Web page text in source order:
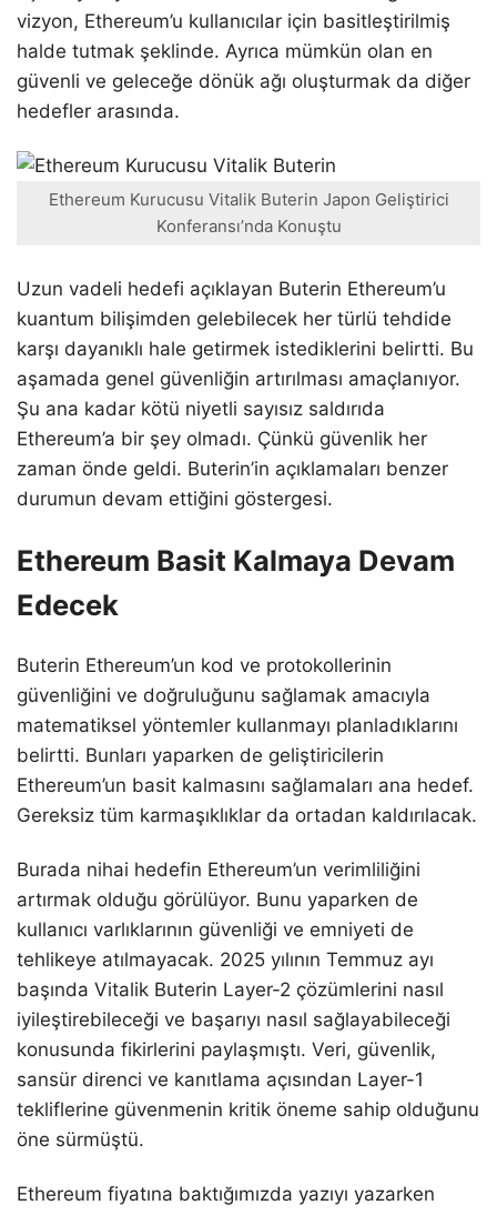
vizyon, Ethereum’u kullanıcılar için basitleştirilmiş
halde tutmak şeklinde. Ayrıca mümkün olan en
güvenli ve geleceğe dönük ağı oluşturmak da diğer
hedefler arasında.
Ethereum Kurucusu Vitalik Buterin Japon Geliştirici
Konferansı’nda Konuştu
Uzun vadeli hedefi açıklayan Buterin Ethereum’u
kuantum bilişimden gelebilecek her türlü tehdide
karşı dayanıklı hale getirmek istediklerini belirtti. Bu
aşamada genel güvenliğin artırılması amaçlanıyor.
Şu ana kadar kötü niyetli sayısız saldırıda
Ethereum’a bir şey olmadı. Çünkü güvenlik her
zaman önde geldi. Buterin’in açıklamaları benzer
durumun devam ettiğini göstergesi.
Ethereum Basit Kalmaya Devam
Edecek
Buterin Ethereum’un kod ve protokollerinin
güvenliğini ve doğruluğunu sağlamak amacıyla
matematiksel yöntemler kullanmayı planladıklarını
belirtti. Bunları yaparken de geliştiricilerin
Ethereum’un basit kalmasını sağlamaları ana hedef.
Gereksiz tüm karmaşıklıklar da ortadan kaldırılacak.
Burada nihai hedefin Ethereum’un verimliliğini
artırmak olduğu görülüyor. Bunu yaparken de
kullanıcı varlıklarının güvenliği ve emniyeti de
tehlikeye atılmayacak. 2025 yılının Temmuz ayı
başında Vitalik Buterin Layer-2 çözümlerini nasıl
iyileştirebileceği ve başarıyı nasıl sağlayabileceği
konusunda fikirlerini paylaşmıştı. Veri, güvenlik,
sansür direnci ve kanıtlama açısından Layer-1
tekliflerine güvenmenin kritik öneme sahip olduğunu
öne sürmüştü.
Ethereum fiyatına baktığımızda yazıyı yazarken